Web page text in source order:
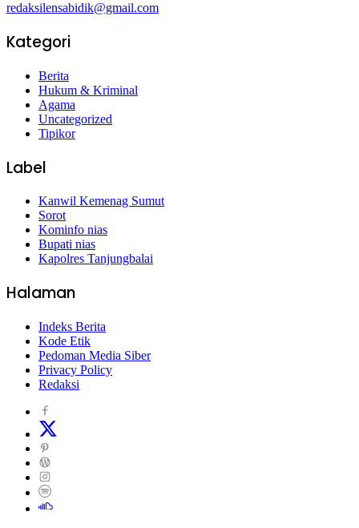
redaksilensabidik@gmail.com
Kategori
Berita
Hukum & Kriminal
Agama
Uncategorized
Tipikor
Label
Kanwil Kemenag Sumut
Sorot
Kominfo nias
Bupati nias
Kapolres Tanjungbalai
Halaman
Indeks Berita
Kode Etik
Pedoman Media Siber
Privacy Policy
Redaksi